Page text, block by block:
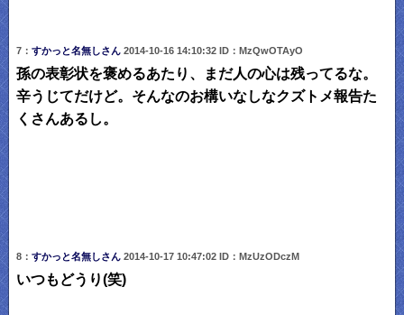
7： すかっと名無しさん 2014-10-16 14:10:32 ID：MzQwOTAyO
孫の表彰状を褒めるあたり、まだ人の心は残ってるな。
辛うじてだけど。そんなのお構いなしなクズトメ報告た
くさんあるし。
8： すかっと名無しさん 2014-10-17 10:47:02 ID：MzUzODczM
いつもどうり(笑)